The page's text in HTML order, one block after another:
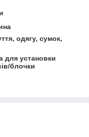
одягу, сумок,
для установки
блочки